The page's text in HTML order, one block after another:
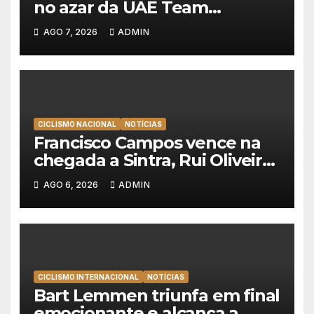
no azar da UAE Team
Emirates e vence na Volta a
Polónia
AGO 7, 2026 ADMIN
CICLISMO NACIONAL NOTÍCIAS
Francisco Campos vence na
chegada a Sintra, Rui Oliveira
veste de amarelo na Volta a
Portugal
AGO 6, 2026 ADMIN
CICLISMO INTERNACIONAL NOTÍCIAS
Bart Lemmen triunfa em final